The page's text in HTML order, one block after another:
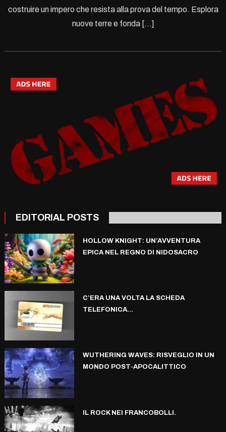
costruire un impero che resista alla prova del tempo. Esplora
nuove terre e fonda […]
EDITORIAL POSTS
HOLLOW KNIGHT: UN’AVVENTURA
EPICA NEL REGNO DI NIDOSACRO
C’ERA UNA VOLTA LA SCHEDA
TELEFONICA…
WUTHERING WAVES: RISVEGLIO IN UN
MONDO POST-APOCALITTICO
IL ROCK NEI FRANCOBOLLI.